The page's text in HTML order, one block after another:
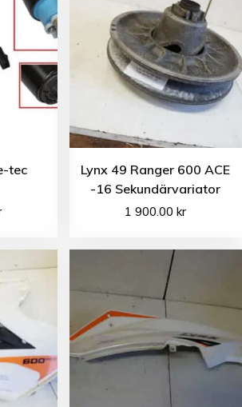
tec
Lynx 49 Ranger 600 ACE
-16 Sekundärvariator
1 900.00kr